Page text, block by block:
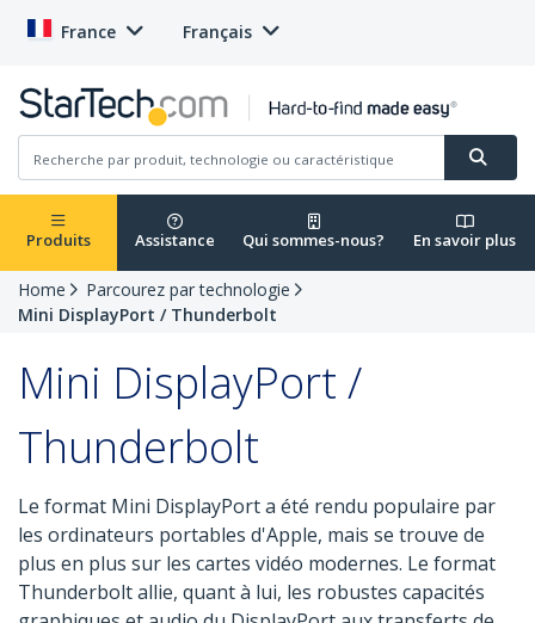
France Français
Produits Assistance Qui sommes-nous? En savoir plus
Home
Parcourez par technologie
Mini DisplayPort / Thunderbolt
Mini DisplayPort /
Thunderbolt
Le format Mini DisplayPort a été rendu populaire par
les ordinateurs portables d'Apple, mais se trouve de
plus en plus sur les cartes vidéo modernes. Le format
Thunderbolt allie, quant à lui, les robustes capacités